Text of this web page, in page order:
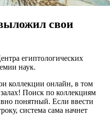
свои
египтологических
наук.
коллекции онлайн, в том
Поиск по коллекциям
понятный. Если ввести
система сама начнет